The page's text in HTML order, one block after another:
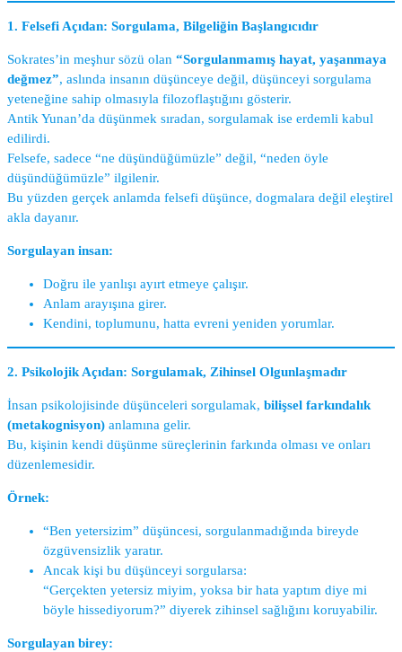
1. Felsefi Açıdan: Sorgulama, Bilgeliğin Başlangıcıdır
Sokrates’in meşhur sözü olan “Sorgulanmamış hayat, yaşanmaya
değmez”, aslında insanın düşünceye değil, düşünceyi sorgulama
yeteneğine sahip olmasıyla filozoflaştığını gösterir.
Antik Yunan’da düşünmek sıradan, sorgulamak ise erdemli kabul
edilirdi.
Felsefe, sadece “ne düşündüğümüzle” değil, “neden öyle
düşündüğümüzle” ilgilenir.
Bu yüzden gerçek anlamda felsefi düşünce, dogmalara değil eleştirel
akla dayanır.
Sorgulayan insan:
Doğru ile yanlışı ayırt etmeye çalışır.
Anlam arayışına girer.
Kendini, toplumunu, hatta evreni yeniden yorumlar.
2. Psikolojik Açıdan: Sorgulamak, Zihinsel Olgunlaşmadır
İnsan psikolojisinde düşünceleri sorgulamak, bilişsel farkındalık
(metakognisyon) anlamına gelir.
Bu, kişinin kendi düşünme süreçlerinin farkında olması ve onları
düzenlemesidir.
Örnek:
“Ben yetersizim” düşüncesi, sorgulanmadığında bireyde
özgüvensizlik yaratır.
Ancak kişi bu düşünceyi sorgularsa:
“Gerçekten yetersiz miyim, yoksa bir hata yaptım diye mi
böyle hissediyorum?” diyerek zihinsel sağlığını koruyabilir.
Sorgulayan birey: